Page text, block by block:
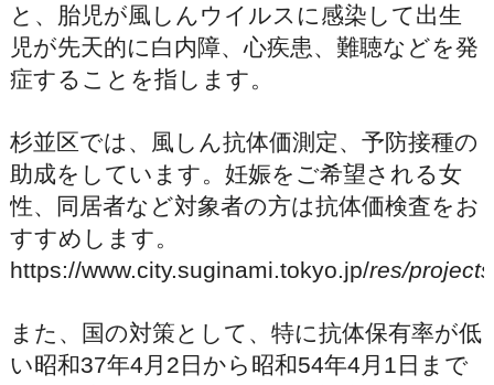
と、胎児が風しんウイルスに感染して出生
児が先天的に白内障、心疾患、難聴などを発
症することを指します。
杉並区では、風しん抗体価測定、予防接種の
助成をしています。妊娠をご希望される女
性、同居者など対象者の方は抗体価検査をお
すすめします。
https://www.city.suginami.tokyo.jp/res/
また、国の対策として、特に抗体保有率が低
い昭和37年4月2日から昭和54年4月1日まで